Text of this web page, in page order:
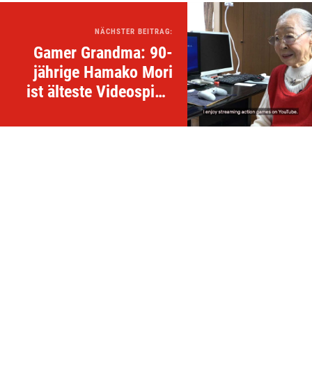
NÄCHSTER BEITRAG:
Gamer Grandma: 90-
jährige Hamako Mori
ist älteste Videospiel-